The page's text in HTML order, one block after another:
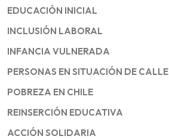
EDUCACIÓN INICIAL
INCLUSIÓN LABORAL
INFANCIA VULNERADA
PERSONAS EN SITUACIÓN DE CALLE
POBREZA EN CHILE
REINSERCIÓN EDUCATIVA
ACCIÓN SOLIDARIA